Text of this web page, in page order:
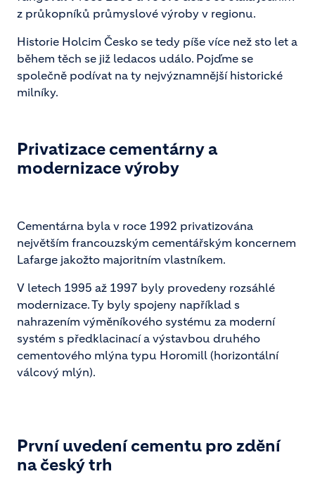
z průkopníků průmyslové výroby v regionu.
Historie Holcim Česko se tedy píše více než sto let a
během těch se již ledacos událo. Pojďme se
společně podívat na ty nejvýznamnější historické
milníky.
Privatizace cementárny a
modernizace výroby
Cementárna byla v roce 1992 privatizována
největším francouzským cementářským koncernem
Lafarge jakožto majoritním vlastníkem.
V letech 1995 až 1997 byly provedeny rozsáhlé
modernizace. Ty byly spojeny například s
nahrazením výměníkového systému za moderní
systém s předklacinací a výstavbou druhého
cementového mlýna typu Horomill (horizontální
válcový mlýn).
První uvedení cementu pro zdění
na český trh